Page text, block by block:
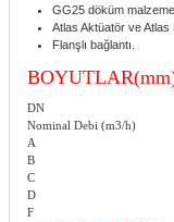
GG25 döküm
Atlas Aktüatör ve Atlas
Flanşlı bağlantı.
DN
Nominal Debi (m3/h)
A
B
C
D
F